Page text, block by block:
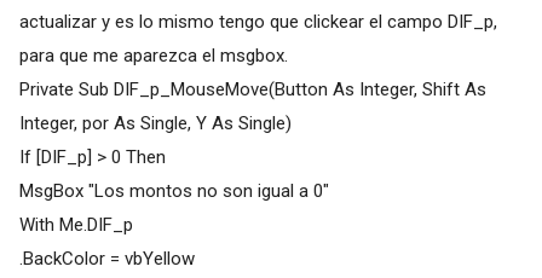
actualizar y es lo mismo tengo que clickear el campo DIF_p,
para que me aparezca el msgbox.
Private Sub DIF_p_MouseMove(Button As Integer, Shift As
Integer, por As Single, Y As Single)
If [DIF_p] > 0 Then
MsgBox "Los montos no son igual a 0"
With Me.DIF_p
.BackColor = vbYellow